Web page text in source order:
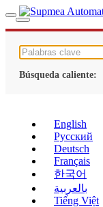
Búsqueda caliente:
English
Русский
Deutsch
Français
한국어
بالعربية
Tiếng Việt